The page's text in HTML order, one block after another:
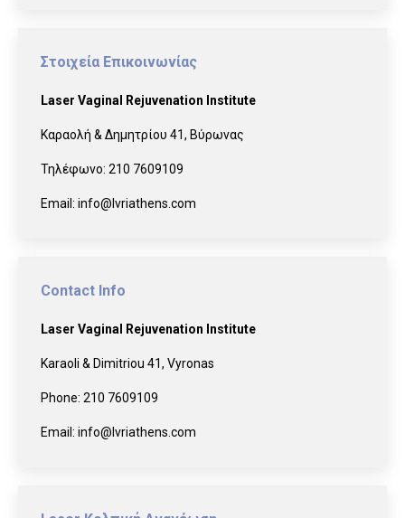
Στοιχεία Επικοινωνίας
Laser Vaginal Rejuvenation Institute
Καραολή & Δημητρίου 41, Βύρωνας
Τηλέφωνο: 210 7609109
Email: info@lvriathens.com
Contact Info
Laser Vaginal Rejuvenation Institute
Karaoli & Dimitriou 41, Vyronas
Phone: 210 7609109
Email: info@lvriathens.com